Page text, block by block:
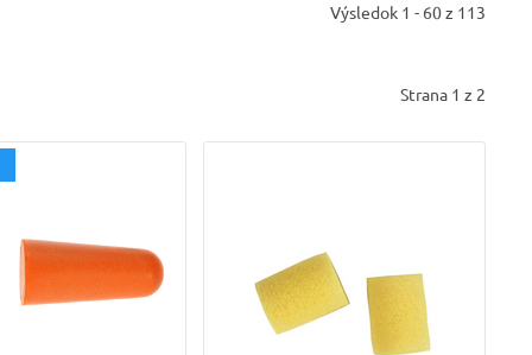
Výsledok 1 - 60 z 113
Strana 1 z 2